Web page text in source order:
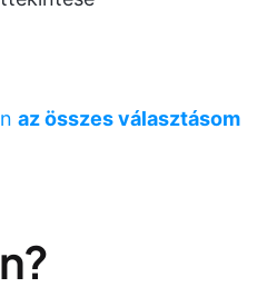
az összes választásom